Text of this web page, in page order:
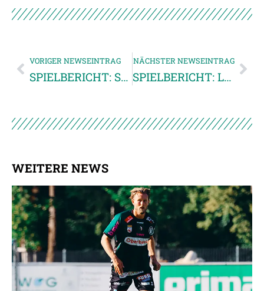
VORIGER NEWSEINTRAG
SPIELBERICHT: SK Austria Kärnten – SV Josko Ried: 1:0 (1:0)
NÄCHSTER NEWSEINTRAG
SPIELBERICHT: Lask Linz – SV Josko Ried: 3:0 (2:0)
WEITERE NEWS